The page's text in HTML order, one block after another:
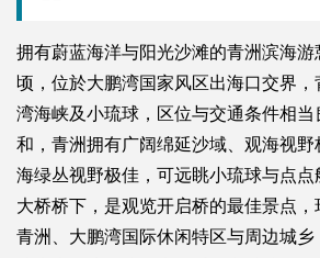
拥有蔚蓝海洋与阳光沙滩的青洲滨海
顷，位於大鹏湾国家风区出海口交界，
湾海峡及小琉球，区位与交通条件相当
和，青洲拥有广阔绵延沙域、观海视
海绿丛视野极佳，可远眺小琉球与点
大桥桥下，是观览开启桥的最佳景点
青洲、大鹏湾国际休闲特区与周边城乡